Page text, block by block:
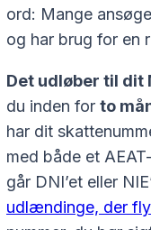
ord: Mange
og har brug for en
Det udløber til dit
du inden for to
har dit
med både et
går DNI’et eller
udlændinge, der